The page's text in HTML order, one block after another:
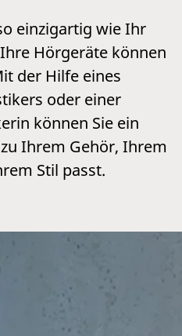
einzigartig wie Ihr
Hörgeräte können
der Hilfe eines
oder einer
können Sie ein
Ihrem Gehör, Ihrem
Stil passt.